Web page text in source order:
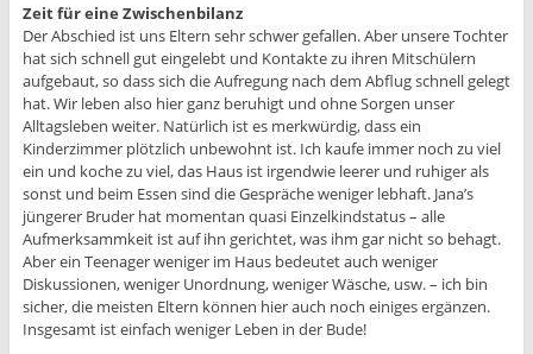
Zeit für eine Zwischenbilanz
Der Abschied ist uns Eltern sehr schwer gefallen. Aber unsere Tochter
hat sich schnell gut eingelebt und Kontakte zu ihren Mitschülern
aufgebaut, so dass sich die Aufregung nach dem Abflug schnell gelegt
hat. Wir leben also hier ganz beruhigt und ohne Sorgen unser
Alltagsleben weiter. Natürlich ist es merkwürdig, dass ein
Kinderzimmer plötzlich unbewohnt ist. Ich kaufe immer noch zu viel
ein und koche zu viel, das Haus ist irgendwie leerer und ruhiger als
sonst und beim Essen sind die Gespräche weniger lebhaft. Jana’s
jüngerer Bruder hat momentan quasi Einzelkindstatus – alle
Aufmerksammkeit ist auf ihn gerichtet, was ihm gar nicht so behagt.
Aber ein Teenager weniger im Haus bedeutet auch weniger
Diskussionen, weniger Unordnung, weniger Wäsche, usw. – ich bin
sicher, die meisten Eltern können hier auch noch einiges ergänzen.
Insgesamt ist einfach weniger Leben in der Bude!